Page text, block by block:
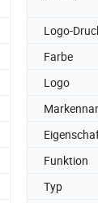
Logo-
Farbe
Logo
Funktion
Typ